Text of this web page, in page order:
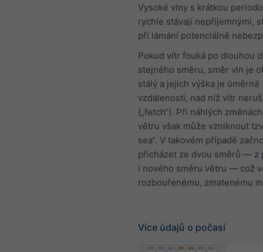
Vysoké vlny s krátkou
rychle stávají nepříjemnými,
při lámání potenciálně
Pokud vítr fouká po dlouhou
stejného směru, směr vln je
stálý a jejich výška je úměrná
vzdálenosti, nad níž vítr
(„fetch“). Při náhlých
větru však může vzniknout
sea“. V takovém případě
přicházet ze dvou směrů — z
i nového směru větru — což
rozbouřenému, zmatenému
Více údajů o počasí